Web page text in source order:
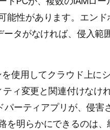
能性があります。エン
タがなければ、侵入範
使用してクラウド上に
ィ変更と関連付けなけ
ーティアプリが、侵害
明らかにできるのは